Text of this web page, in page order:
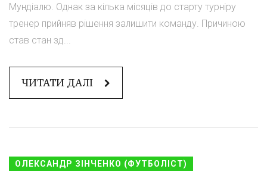
Мундіалю. Однак за кілька місяців до старту турніру
тренер прийняв рішення залишити команду. Причиною
став стан зд...
ЧИТАТИ ДАЛІ
ОЛЕКСАНДР ЗІНЧЕНКО (ФУТБОЛІСТ)